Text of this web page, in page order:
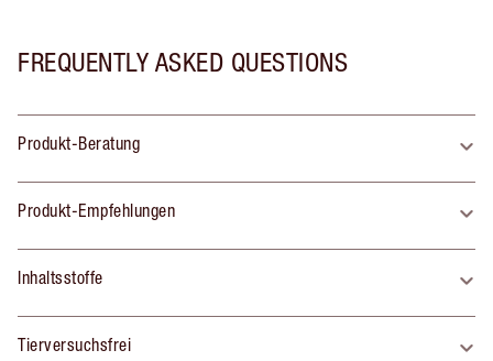
FREQUENTLY ASKED QUESTIONS
Produkt-Beratung
Produkt-Empfehlungen
Inhaltsstoffe
Tierversuchsfrei